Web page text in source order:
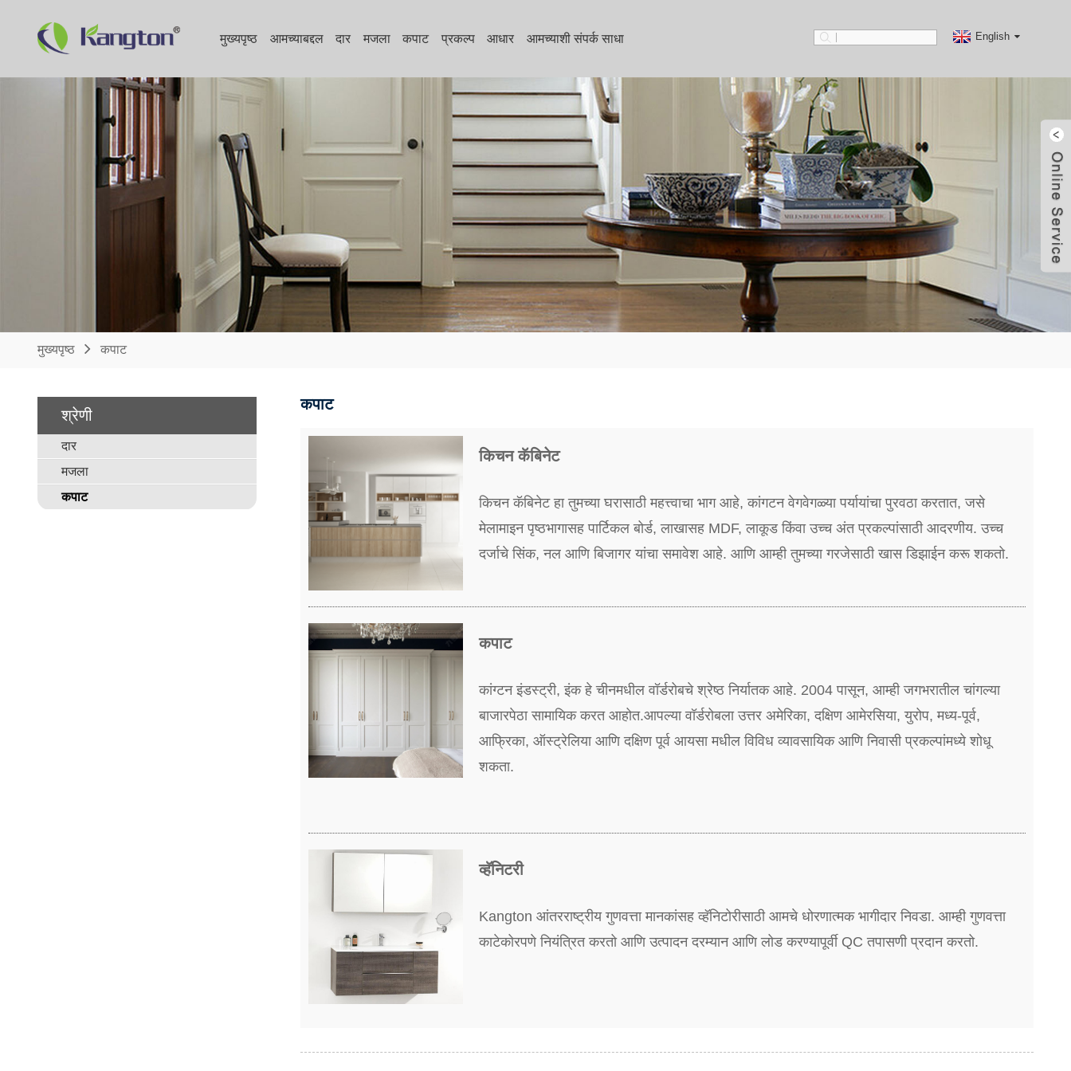
मुख्यपृष्ठ आमच्याबद्दल दार मजला कपाट प्रकल्प आधार आमच्याशी संपर्क साधा English
मुख्यपृष्ठ कपाट
श्रेणी
दार
मजला
कपाट
कपाट
किचन कॅबिनेट
किचन कॅबिनेट हा तुमच्या घरासाठी महत्त्वाचा भाग आहे, कांगटन वेगवेगळ्या पर्यायांचा पुरवठा करतात, जसे
मेलामाइन पृष्ठभागासह पार्टिकल बोर्ड, लाखासह MDF, लाकूड किंवा उच्च अंत प्रकल्पांसाठी आदरणीय. उच्च
दर्जाचे सिंक, नल आणि बिजागर यांचा समावेश आहे. आणि आम्ही तुमच्या गरजेसाठी खास डिझाईन करू शकतो.
कपाट
कांग्टन इंडस्ट्री, इंक हे चीनमधील वॉर्डरोबचे श्रेष्ठ निर्यातक आहे. 2004 पासून, आम्ही जगभरातील चांगल्या
बाजारपेठा सामायिक करत आहोत.आपल्या वॉर्डरोबला उत्तर अमेरिका, दक्षिण आमेरसिया, युरोप, मध्य-पूर्व,
आफ्रिका, ऑस्ट्रेलिया आणि दक्षिण पूर्व आयसा मधील विविध व्यावसायिक आणि निवासी प्रकल्पांमध्ये शोधू
शकता.
व्हॅनिटरी
Kangton आंतरराष्ट्रीय गुणवत्ता मानकांसह व्हॅनिटोरीसाठी आमचे धोरणात्मक भागीदार निवडा. आम्ही गुणवत्ता
काटेकोरपणे नियंत्रित करतो आणि उत्पादन दरम्यान आणि लोड करण्यापूर्वी QC तपासणी प्रदान करतो.